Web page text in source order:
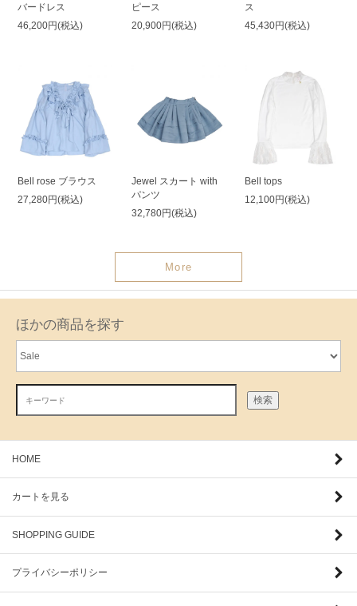
バードレス
46,200円(税込)
ピース
20,900円(税込)
ス
45,430円(税込)
Bell rose ブラウス
27,280円(税込)
Jewel スカート with
パンツ
32,780円(税込)
Bell tops
12,100円(税込)
More
ほかの商品を探す
検索
HOME
カートを見る
SHOPPING GUIDE
プライバシーポリシー